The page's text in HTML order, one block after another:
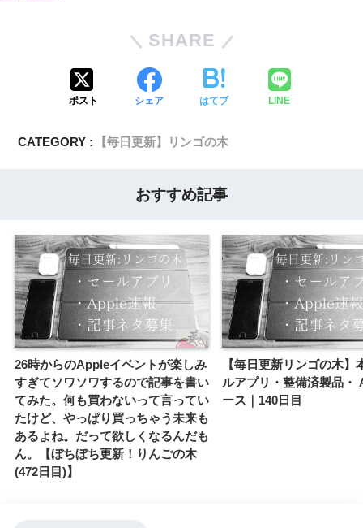
SHARE
ポスト シェア はてブ LINE
CATEGORY : 【毎日更新】リンゴの木
おすすめ記事
26時からのAppleイベントが楽しみ
すぎてソワソワするので記事を書い
てみた。何も買わないって言ってい
たけど、やっぱり買っちゃう未来も
あるよね。だって欲しくなるんだも
ん。【ぼちぼち更新！りんごの木
(472日目)】
【毎日更新リンゴの木】
ルアプリ・整備済製品・
ース｜140日目